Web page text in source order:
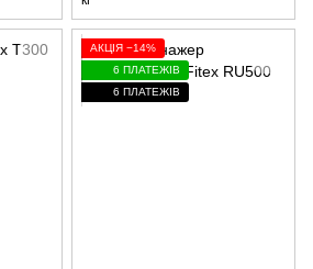
АКЦІЯ −14%
6 ПЛАТЕЖІВ
6 ПЛАТЕЖІВ